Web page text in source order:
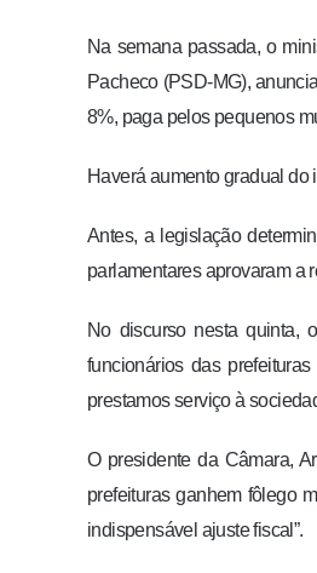
Na semana passada, o
Pacheco (PSD-MG),
8%, paga pelos pequenos
Haverá aumento gradual do
Antes, a legislação
parlamentares aprovaram a
No discurso nesta quinta,
funcionários das
prestamos serviço à
O presidente da Câmara,
prefeituras ganhem fôlego
indispensável ajuste fiscal”.